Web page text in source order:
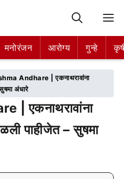
मनोरंजन आरोग्य गुन्हे
मनोरंजन आरोग्य गुन्हे
Andhare | एकनाथरावांना
अंधारे
| एकनाथरावांना
पाहीजेत – सुषमा